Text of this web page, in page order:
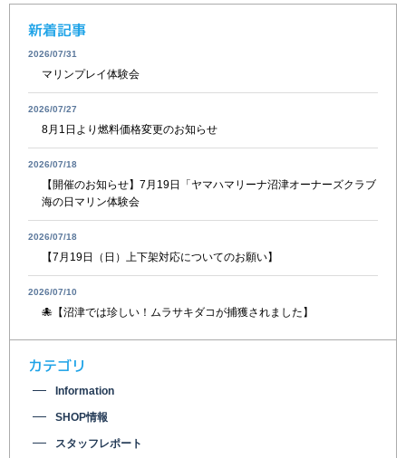
新着記事
2026/07/31
マリンプレイ体験会
2026/07/27
8月1日より燃料価格変更のお知らせ
2026/07/18
【開催のお知らせ】7月19日「ヤマハマリーナ沼津オーナーズクラブ
海の日マリン体験会
2026/07/18
【7月19日（日）上下架対応についてのお願い】
2026/07/10
🐙【沼津では珍しい！ムラサキダコが捕獲されました】
カテゴリ
Information
SHOP情報
スタッフレポート